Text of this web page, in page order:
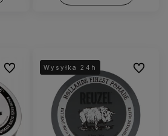
Do ulubionychWysyłka 24h
Wysyłka 24h Do